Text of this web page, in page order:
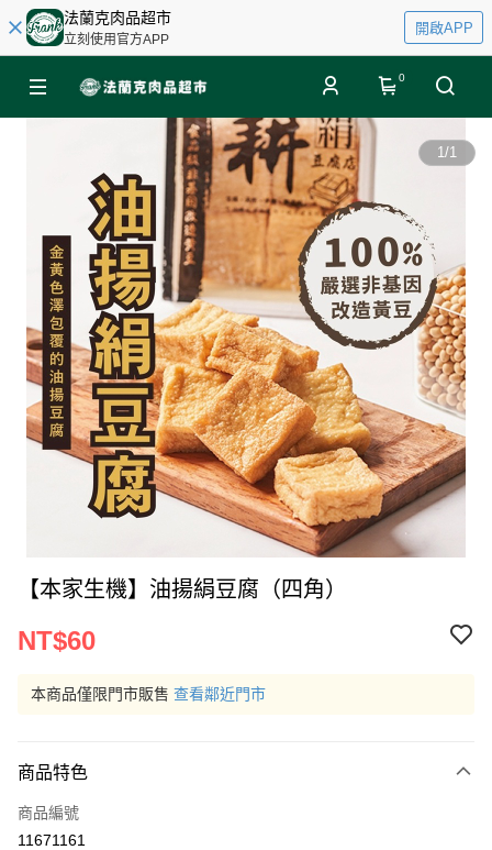
法蘭克肉品超市
立刻使用官方APP
開啟APP
0
1/1
【本家生機】油揚絹豆腐（四角）
NT$60
本商品僅限門市販售 查看鄰近門市
商品特色
商品編號
11671161